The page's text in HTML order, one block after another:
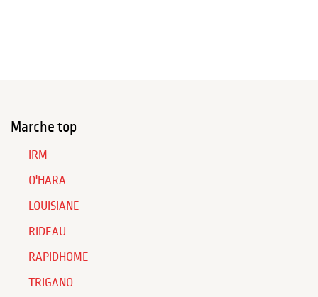
Marche top
IRM
O'HARA
LOUISIANE
RIDEAU
RAPIDHOME
TRIGANO